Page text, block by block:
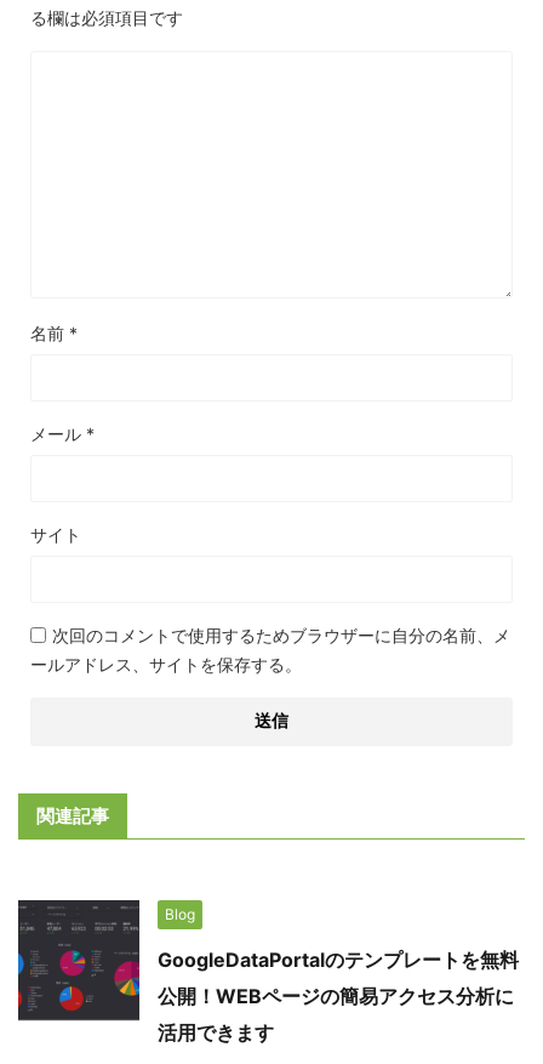
る欄は必須項目です
名前 *
メール *
サイト
次回のコメントで使用するためブラウザーに自分の名前、メ
ールアドレス、サイトを保存する。
関連記事
Blog
GoogleDataPortalのテンプレートを無料
公開！WEBページの簡易アクセス分析に
活用できます